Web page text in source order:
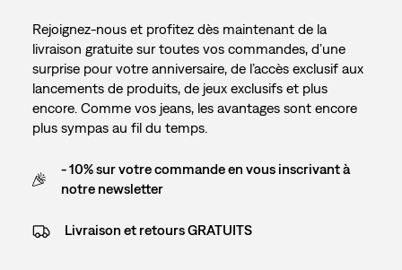
Rejoignez-nous et profitez dès maintenant de la
livraison gratuite sur toutes vos commandes, d’une
surprise pour votre anniversaire, de l’accès exclusif aux
lancements de produits, de jeux exclusifs et plus
encore. Comme vos jeans, les avantages sont encore
plus sympas au fil du temps.
- 10% sur votre commande en vous inscrivant à
notre newsletter
Livraison et retours GRATUITS